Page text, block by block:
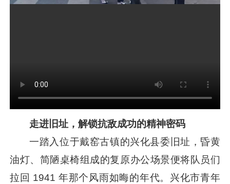
走进旧址，解锁抗敌成功的精神密码
一踏入位于戴窑古镇的兴化县委旧址，昏黄
油灯、简陋桌椅组成的复原办公场景便将队员们
拉回 1941 年那个风雨如晦的年代。兴化市青年